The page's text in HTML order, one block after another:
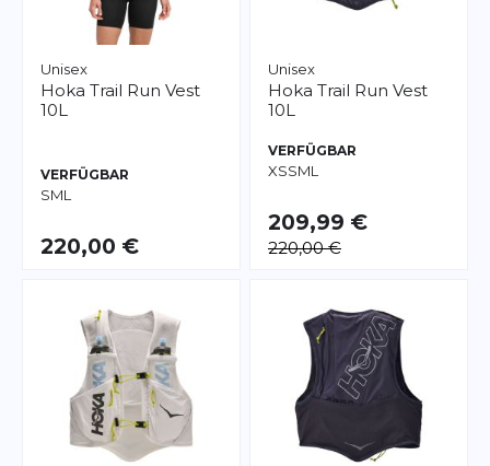
Unisex
Hoka Trail Run Vest
10L
VERFÜGBAR
SML
220,00 €
Unisex
Hoka Trail Run Vest
10L
VERFÜGBAR
XSSML
209,99 €
220,00 €